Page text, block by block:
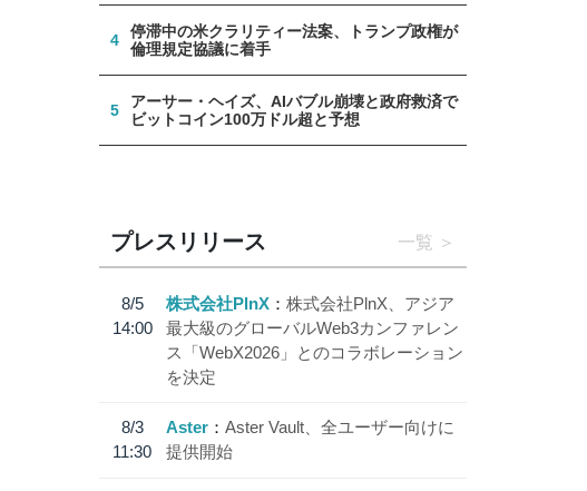
4
停滞中の米クラリティー法案、トランプ政権が
倫理規定協議に着手
5
アーサー・ヘイズ、AIバブル崩壊と政府救済で
ビットコイン100万ドル超と予想
プレスリリース 一覧
8/5
14:00
株式会社PlnX
株式会社PlnX、アジア
最大級のグローバルWeb3カンファレン
ス「WebX2026」とのコラボレーション
を決定
8/3
11:30
Aster
Aster Vault、全ユーザー向けに
提供開始